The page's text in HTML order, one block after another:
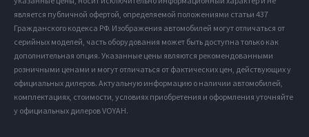
является публичной офертой, определяемой положениями статьи 437
Гражданского кодекса РФ. Изображения автомобилей могут отличаться от
серийных моделей, часть оборудования может быть доступна только как
дополнительная опция. Указанные цены являются рекомендованными
розничными ценами и могут отличаться от фактических цен, действующих у
официальных дилеров. Актуальную информацию о наличии автомобилей,
комплектациях, стоимости, условиях приобретения и оформления уточняйте
у официальных дилеров VOYAH.